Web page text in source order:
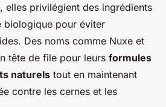
elles privilégient des ingrédients
biologique pour éviter
Des noms comme Nuxe et
tête de file pour leurs formules
naturels tout en maintenant
contre les cernes et les